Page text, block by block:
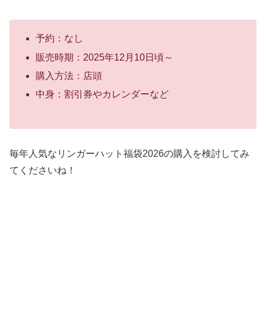
予約：なし
販売時期：2025年12月10日頃～
購入方法：店頭
中身：割引券やカレンダーなど
毎年人気なリンガーハット福袋2026の購入を検討してみ
てくださいね！